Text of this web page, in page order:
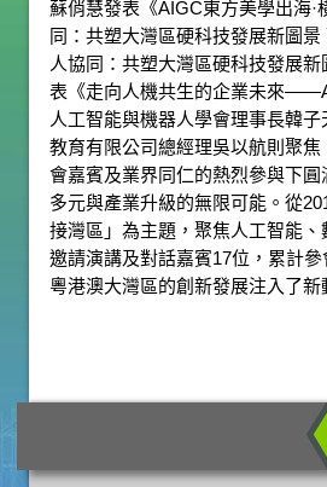
蘇俏慧發表《AIGC東方美學出海
同：共塑大灣區硬科技發展新圖
人協同：共塑大灣區硬科技發展
表《走向人機共生的企業未來
人工智能與機器人學會理事長韓
教育有限公司總經理吳以航則聚
會嘉賓及業界同仁的熱烈參與下
多元與產業升級的無限可能。從
接灣區」為主題，聚焦人工智能
邀請演講及對話嘉賓17位，累計
粵港澳大灣區的創新發展注入了新